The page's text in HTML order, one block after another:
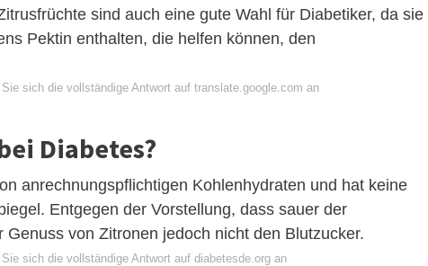
sind auch eine gute Wahl für Diabetiker, da sie
Pektin enthalten, die helfen können, den
Sie sich die vollständige Antwort auf translate.google.com an
Diabetes?
anrechnungspflichtigen Kohlenhydraten und hat keine
Entgegen der Vorstellung, dass sauer der
von Zitronen jedoch nicht den Blutzucker.
Sie sich die vollständige Antwort auf diabetesde.org an